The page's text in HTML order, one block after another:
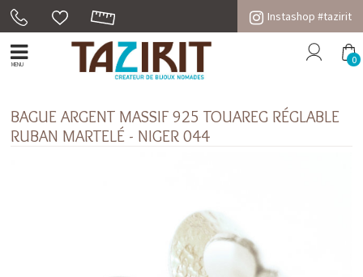
Instashop #tazirit
MENU 0
BAGUE ARGENT MASSIF 925 TOUAREG RÉGLABLE
RUBAN MARTELÉ - NIGER 044